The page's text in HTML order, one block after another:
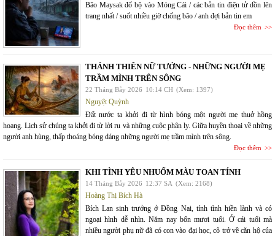
Bão Maysak đổ bộ vào Móng Cái / các bản tin điện tử dồn lên
trang nhất / suốt nhiều giờ chống bão / anh đợi bản tin em
Đọc thêm
THÁNH THIÊN NỮ TƯỚNG - NHỮNG NGƯỜI MẸ
TRẦM MÌNH TRÊN SÔNG
22 Tháng Bảy 2026 10:14 CH (Xem: 1397)
Nguyệt Quỳnh
Đất nước ta khởi đi từ hình bóng một người mẹ thuở hồng
hoang. Lịch sử chúng ta khởi đi từ lời ru và những cuộc phân ly. Giữa huyền thoại về những
người anh hùng, thấp thoáng bóng dáng những người mẹ trầm mình trên sông.
Đọc thêm
KHI TÌNH YÊU NHUỐM MÀU TOAN TÍNH
14 Tháng Bảy 2026 12:37 SA (Xem: 2168)
Hoàng Thị Bích Hà
Bích Lan sinh trưởng ở Đồng Nai, tính tình hiền lành và có
ngoại hình dễ nhìn. Năm nay bốn mươi tuổi. Ở cái tuổi mà
nhiều người phụ nữ đã có con vào đại học, cô trở về căn hộ của